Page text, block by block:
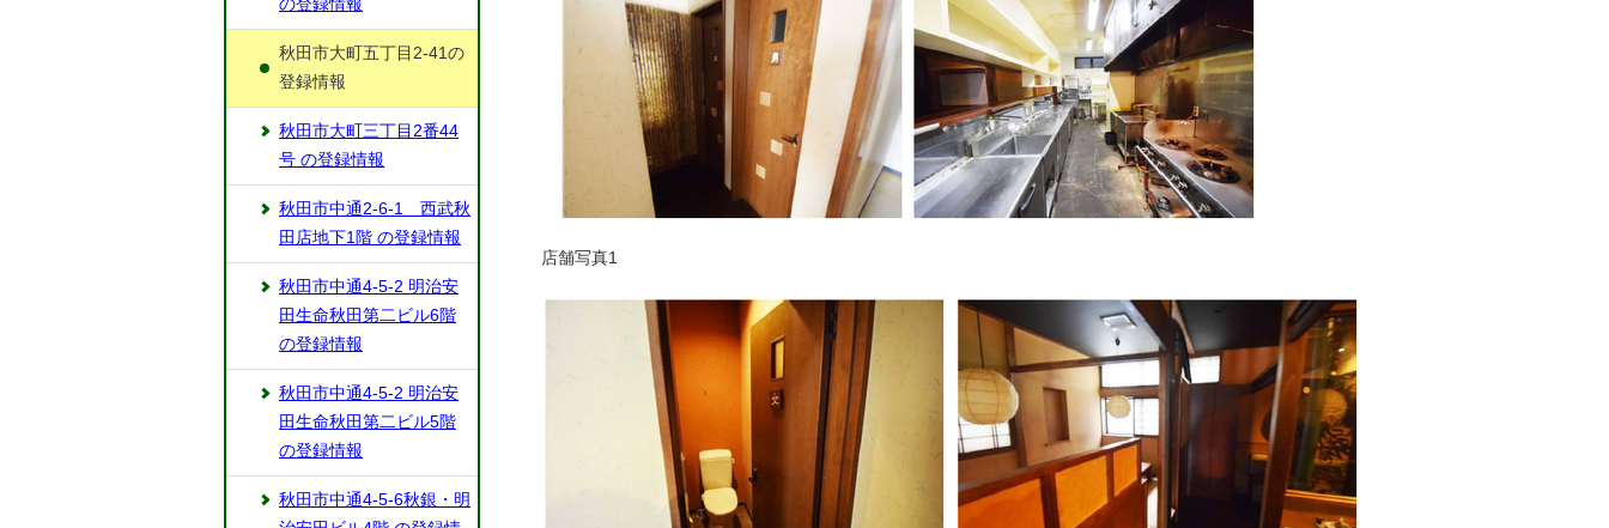
店舗写真1
の登録情報
秋田市大町五丁目2-41の
登録情報
秋田市大町三丁目2番44
号 の登録情報
秋田市中通2-6-1 西武秋
田店地下1階 の登録情報
秋田市中通4-5-2 明治安
田生命秋田第二ビル6階
の登録情報
秋田市中通4-5-2 明治安
田生命秋田第二ビル5階
の登録情報
秋田市中通4-5-6秋銀・明